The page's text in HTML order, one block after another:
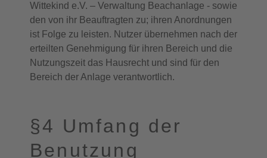
Wittekind e.V. – Verwaltung Beachanlage - sowie
den von ihr Beauftragten zu; ihren Anordnungen
ist Folge zu leisten. Nutzer übernehmen nach der
erteilten Genehmigung für ihren Bereich und die
Nutzungszeit das Hausrecht und sind für den
Bereich der Anlage verantwortlich.
§4 Umfang der
Benutzung